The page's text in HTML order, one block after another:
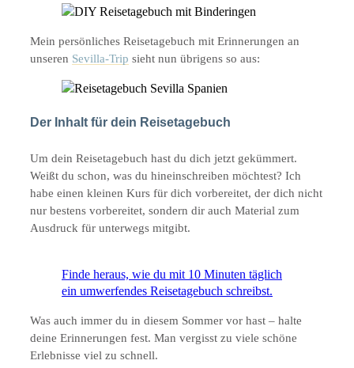
Mein persönliches Reisetagebuch mit Erinnerungen an
unseren Sevilla-Trip sieht nun übrigens so aus:
Der Inhalt für dein Reisetagebuch
Um dein Reisetagebuch hast du dich jetzt gekümmert.
Weißt du schon, was du hineinschreiben möchtest? Ich
habe einen kleinen Kurs für dich vorbereitet, der dich nicht
nur bestens vorbereitet, sondern dir auch Material zum
Ausdruck für unterwegs mitgibt.
Finde heraus, wie du mit 10 Minuten täglich
ein umwerfendes Reisetagebuch schreibst.
Was auch immer du in diesem Sommer vor hast – halte
deine Erinnerungen fest. Man vergisst zu viele schöne
Erlebnisse viel zu schnell.